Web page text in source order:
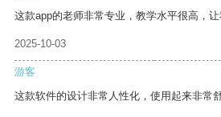
这款app的老师非常专业，教学水平很高，让
2025-10-03
游客
这款软件的设计非常人性化，使用起来非常舒